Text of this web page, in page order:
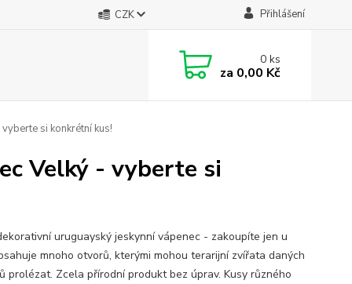
CZK Přihlášení
0ks
za 0,00 Kč
si konkrétní kus!
Velký - vyberte si
uruguayský jeskynní vápenec - zakoupíte jen u
mnoho otvorů, kterými mohou terarijní zvířata daných
prolézat. Zcela přírodní produkt bez úprav. Kusy různého